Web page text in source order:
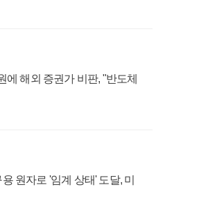
해외 증권가 비판, "반도체
원자로 '임계 상태' 도달, 미